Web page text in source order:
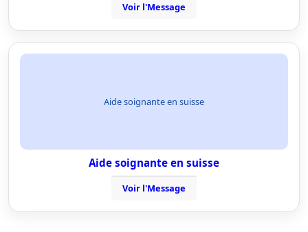
Voir l'Message
Aide soignante en suisse
Aide soignante en suisse
Voir l'Message